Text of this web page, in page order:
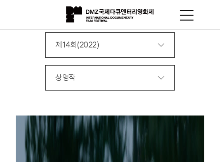
제14회(2022)
상영작